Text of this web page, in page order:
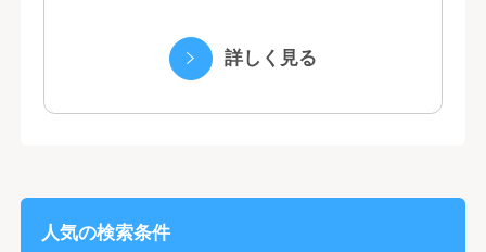
る優れた機能性飲料） ・国際事業（40の
詳しく見る
人気の検索条件